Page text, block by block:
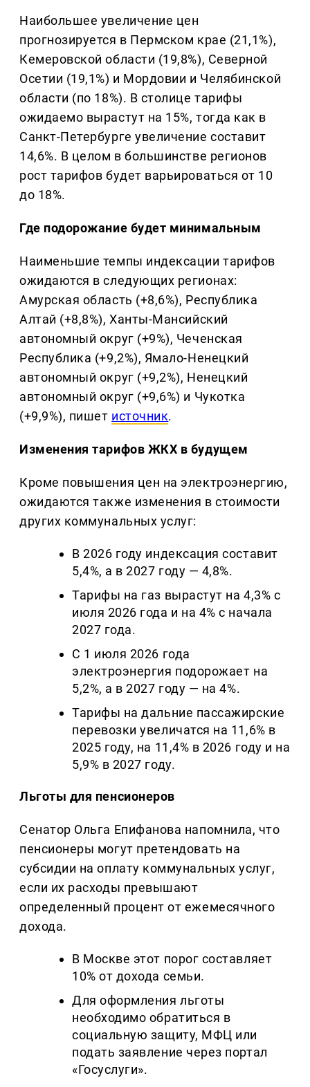
Наибольшее увеличение цен
прогнозируется в Пермском крае (21,1%),
Кемеровской области (19,8%), Северной
Осетии (19,1%) и Мордовии и Челябинской
области (по 18%). В столице тарифы
ожидаемо вырастут на 15%, тогда как в
Санкт-Петербурге увеличение составит
14,6%. В целом в большинстве регионов
рост тарифов будет варьироваться от 10
до 18%.
Где подорожание будет минимальным
Наименьшие темпы индексации тарифов
ожидаются в следующих регионах:
Амурская область (+8,6%), Республика
Алтай (+8,8%), Ханты-Мансийский
автономный округ (+9%), Чеченская
Республика (+9,2%), Ямало-Ненецкий
автономный округ (+9,2%), Ненецкий
автономный округ (+9,6%) и Чукотка
(+9,9%), пишет источник.
Изменения тарифов ЖКХ в будущем
Кроме повышения цен на электроэнергию,
ожидаются также изменения в стоимости
других коммунальных услуг:
В 2026 году индексация составит
5,4%, а в 2027 году — 4,8%.
Тарифы на газ вырастут на 4,3% с
июля 2026 года и на 4% с начала
2027 года.
С 1 июля 2026 года
электроэнергия подорожает на
5,2%, а в 2027 году — на 4%.
Тарифы на дальние пассажирские
перевозки увеличатся на 11,6% в
2025 году, на 11,4% в 2026 году и на
5,9% в 2027 году.
Льготы для пенсионеров
Сенатор Ольга Епифанова напомнила, что
пенсионеры могут претендовать на
субсидии на оплату коммунальных услуг,
если их расходы превышают
определенный процент от ежемесячного
дохода.
В Москве этот порог составляет
10% от дохода семьи.
Для оформления льготы
необходимо обратиться в
социальную защиту, МФЦ или
подать заявление через портал
«Госуслуги».